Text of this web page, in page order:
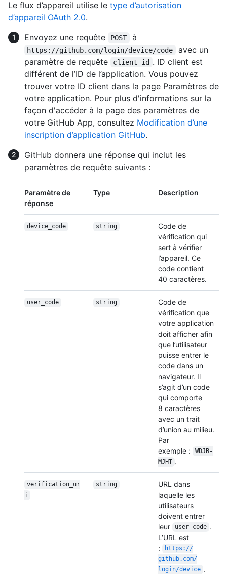
Le flux d’appareil utilise le type d’autorisation
d’appareil OAuth 2.0.
Envoyez une requête
POST à
https://github.com/login/device/code
avec un
paramètre de requête
client_id . ID client est
différent de l’ID de l’application. Vous pouvez
trouver votre ID client dans la page Paramètres de
votre application. Pour plus d'informations sur la
façon d'accéder à la page des paramètres de
votre GitHub App, consultez Modification d’une
inscription d’application GitHub.
GitHub donnera une réponse qui inclut les
paramètres de requête suivants :
Paramètre de
réponse
Type Description
device_code string
Code de
vérification qui
sert à vérifier
l’appareil. Ce
code contient
40 caractères.
user_code string
Code de
vérification que
votre application
doit afficher afin
que l’utilisateur
puisse entrer le
code dans un
navigateur. Il
s’agit d’un code
qui comporte
8 caractères
avec un trait
d’union au milieu.
Par
exemple :
WDJB-
MJHT .
verification_ur
i
string
URL dans
laquelle les
utilisateurs
doivent entrer
leur
user_code .
L’URL est
:
https://
github.com/
login/device .